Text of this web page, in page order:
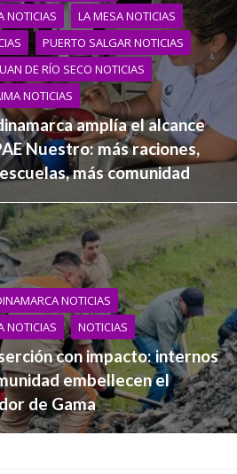
NOTICIAS
LA MESA NOTICIAS
PUERTO SALGAR NOTICIAS
DE RÍO SECO NOTICIAS
NOTICIAS
amplía el alcance
Nuestro: más raciones,
más comunidad
NOTICIAS
NOTICIAS
NOTICIAS
con impacto: internos
embellecen el
de Gama